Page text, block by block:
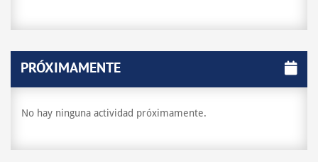
PRÓXIMAMENTE
No hay ninguna actividad próximamente.